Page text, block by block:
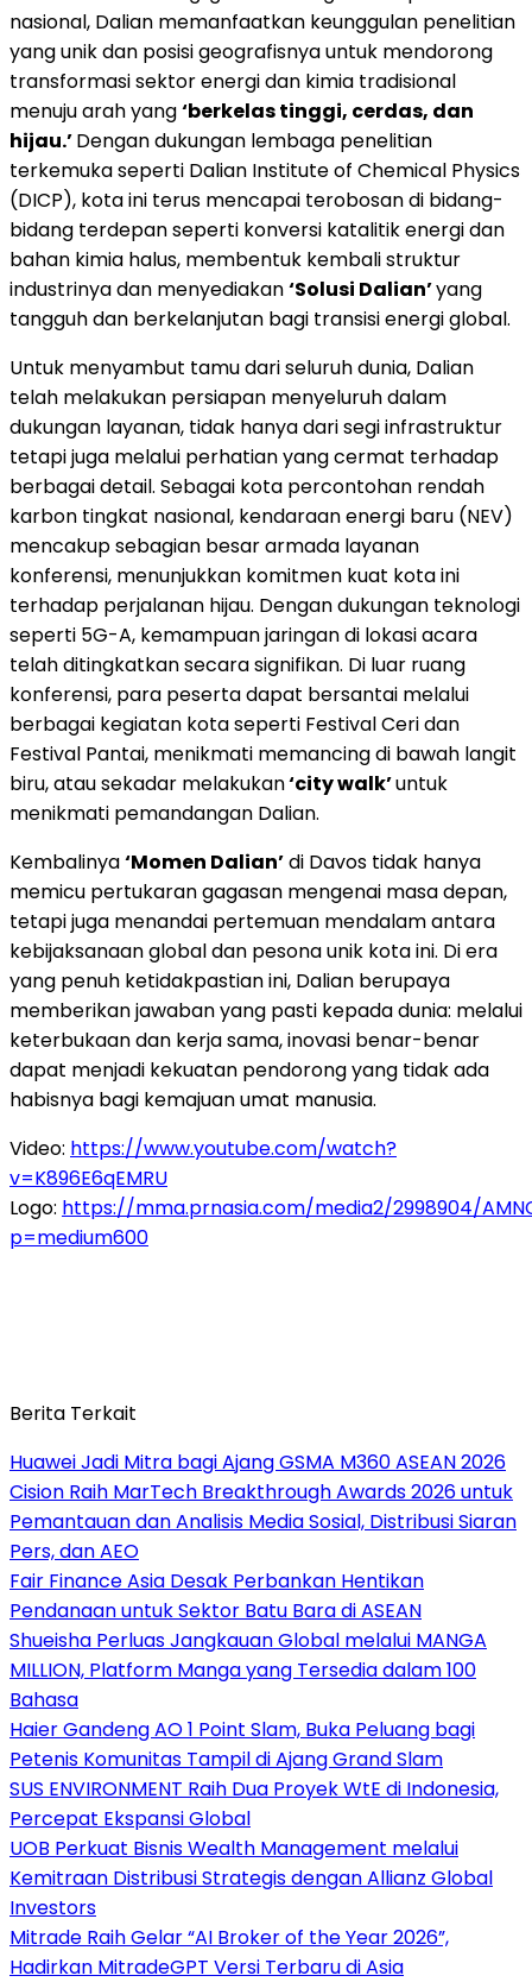
nasional, Dalian memanfaatkan keunggulan penelitian
yang unik dan posisi geografisnya untuk mendorong
transformasi sektor energi dan kimia tradisional
menuju arah yang‘berkelas tinggi, cerdas, dan
hijau.’Dengan dukungan lembaga penelitian
terkemuka seperti Dalian Institute of Chemical Physics
(DICP), kota ini terus mencapai terobosan di bidang-
bidang terdepan seperti konversi katalitik energi dan
bahan kimia halus, membentuk kembali struktur
industrinya dan menyediakan‘Solusi Dalian’yang
tangguh dan berkelanjutan bagi transisi energi global.
Untuk menyambut tamu dari seluruh dunia, Dalian
telah melakukan persiapan menyeluruh dalam
dukungan layanan, tidak hanya dari segi infrastruktur
tetapi juga melalui perhatian yang cermat terhadap
berbagai detail. Sebagai kota percontohan rendah
karbon tingkat nasional, kendaraan energi baru (NEV)
mencakup sebagian besar armada layanan
konferensi, menunjukkan komitmen kuat kota ini
terhadap perjalanan hijau. Dengan dukungan teknologi
seperti 5G-A, kemampuan jaringan di lokasi acara
telah ditingkatkan secara signifikan. Di luar ruang
konferensi, para peserta dapat bersantai melalui
berbagai kegiatan kota seperti Festival Ceri dan
Festival Pantai, menikmati memancing di bawah langit
biru, atau sekadar melakukan‘city walk’untuk
menikmati pemandangan Dalian.
Kembalinya‘Momen Dalian’di Davos tidak hanya
memicu pertukaran gagasan mengenai masa depan,
tetapi juga menandai pertemuan mendalam antara
kebijaksanaan global dan pesona unik kota ini. Di era
yang penuh ketidakpastian ini, Dalian berupaya
memberikan jawaban yang pasti kepada dunia: melalui
keterbukaan dan kerja sama, inovasi benar-benar
dapat menjadi kekuatan pendorong yang tidak ada
habisnya bagi kemajuan umat manusia.
Video: https://www.youtube.com/watch?
v=K896E6qEMRU
Logo: https://mma.prnasia.com/media2/2998904/
p=medium600
Berita Terkait
Huawei Jadi Mitra bagi Ajang GSMA M360 ASEAN 2026
Cision Raih MarTech Breakthrough Awards 2026 untuk
Pemantauan dan Analisis Media Sosial, Distribusi Siaran
Pers, dan AEO
Fair Finance Asia Desak Perbankan Hentikan
Pendanaan untuk Sektor Batu Bara di ASEAN
Shueisha Perluas Jangkauan Global melalui MANGA
MILLION, Platform Manga yang Tersedia dalam 100
Bahasa
Haier Gandeng AO 1 Point Slam, Buka Peluang bagi
Petenis Komunitas Tampil di Ajang Grand Slam
SUS ENVIRONMENT Raih Dua Proyek WtE di Indonesia,
Percepat Ekspansi Global
UOB Perkuat Bisnis Wealth Management melalui
Kemitraan Distribusi Strategis dengan Allianz Global
Investors
Mitrade Raih Gelar “AI Broker of the Year 2026”,
Hadirkan MitradeGPT Versi Terbaru di Asia